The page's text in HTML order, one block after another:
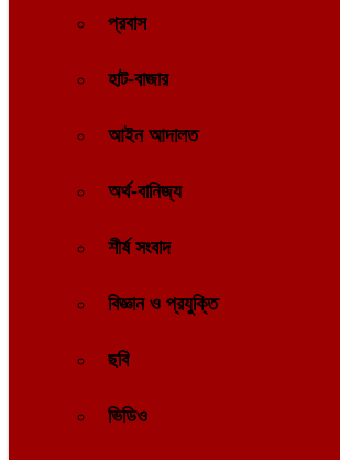
প্রবাস
হাট-বাজার
আইন আদালত
অর্থ-বানিজ্য
শীর্ষ সংবাদ
বিজ্ঞান ও প্রযুক্তি
ছবি
ভিডিও